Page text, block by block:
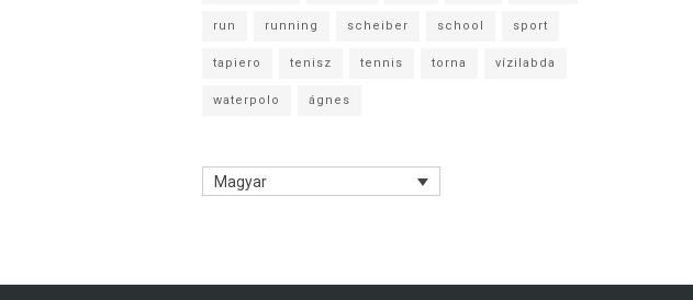
run running scheiber school sport
tapiero tenisz tennis torna vízilabda
waterpolo ágnes
Magyar